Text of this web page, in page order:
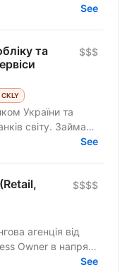
українського
See
та
$$$
України та
світу. Займає
показниками
See
$$$$
агенція від
Owner в напрям
Це
See